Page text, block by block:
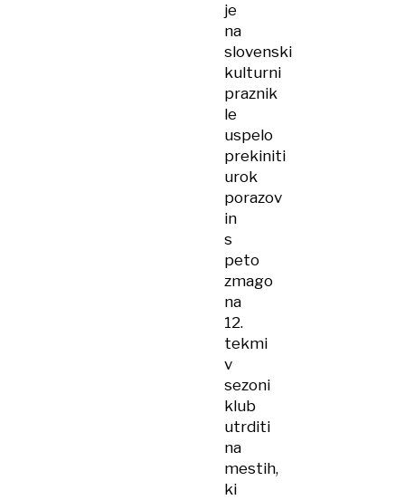
je
na
slovenski
kulturni
praznik
le
uspelo
prekiniti
urok
porazov
in
s
peto
zmago
na
12.
tekmi
v
sezoni
klub
utrditi
na
mestih,
ki